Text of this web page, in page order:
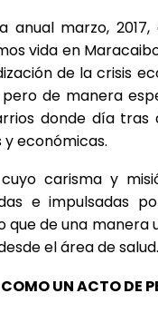
anual marzo,
vida en
de la crisis
de manera
donde día
económicas.
cuyo carisma y
e impulsadas
de una
el área de salud.
UN ACTO DE